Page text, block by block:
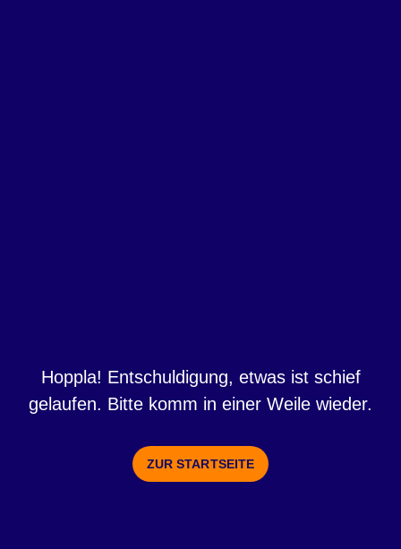
Hoppla! Entschuldigung, etwas ist schief
gelaufen. Bitte komm in einer Weile wieder.
ZUR STARTSEITE